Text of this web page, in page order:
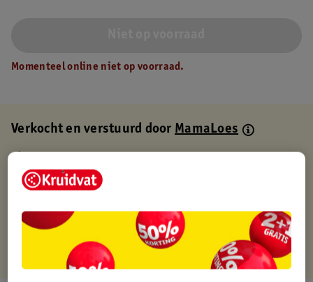
Momenteel online niet op voorraad.
Verkocht en verstuurd doorMamaLoes
Gratis thuisbezorgd
Gratis retourneren via verkooppartner.
Gratis punten met je Kruidvat kaart